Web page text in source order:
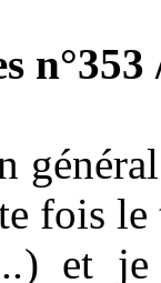
fois
) et je